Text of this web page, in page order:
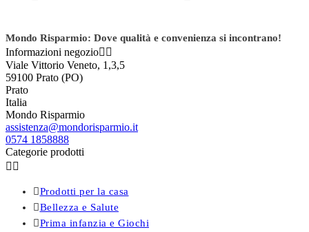
Mondo Risparmio: Dove qualità e convenienza si incontrano!
Informazioni negozio 
Viale Vittorio Veneto, 1,3,5
59100 Prato (PO)
Prato
Italia
Mondo Risparmio
assistenza@mondorisparmio.it
0574 1858888
Categorie prodotti
 
Prodotti per la casa
Bellezza e Salute
Prima infanzia e Giochi